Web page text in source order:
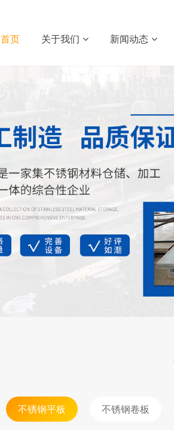
首页 关于我们 新闻动态
不锈钢平板 不锈钢卷板